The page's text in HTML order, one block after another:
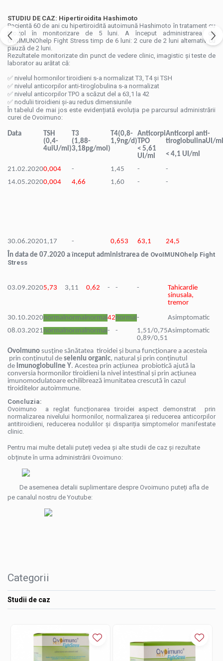
STUDIU DE CAZ: Hipertiroidita Hashimoto
Pacientă 60 de ani cu hipertiroidită autoimună Hashimoto în tratament cu
tirozol în monitorizare de 5 luni. A început administrarea de
OvoIMUNOhelp Fight Stress timp de 6 luni: 2 cure de 2 luni alternativ cu
pauză de 2 luni.
Rezultatele monitorizate din punct de vedere clinic, imagistic și teste de
laborator au arătat că:
✅ nivelul hormonilor tiroidieni s-a normalizat T3, T4 și TSH
✅ nivelul anticorpilor anti-tiroglobulina s-a normalizat
✅ nivelul anticorpilor TPO a scăzut del a 63,1 la 42
✅ nodulii tiroidieni și-au redus dimensiunile
În tabelul de mai jos este evidențiată evoluția pe parcursul administrării
curei de Ovoimuno:
Data
TSH
(0,4-
4uiU/ml)
T3
(1,88-
3,18pg/mol)
T4(0,8-
1,9ng/d)
Anticorpi
TPO
< 5,61
UI/ml
Anticorpi anti-
tiroglobulinaUI/ml
< 4,1 UI/ml
21.02.20200,004 - 1,45 -
-
14.05.20200,004 4,66 1,60 - -
30.06.20201,17 - 0,653 63,1
24,5
În data de 07.2020 a început administrarea de OvoIMUNOhelp Fight
Stress
03.09.20205,73 3,11 0,62 - - -
Tahicardie
sinusala,
tremor
30.10.2020normalnormalnormal42normal-
Asimptomatic
08.03.2021normalnormalnormal- -
1,51/0,75
0,89/0,51
Asimptomatic
Ovoimuno susține sănătatea tiroidei și buna funcționare a acesteia
prin conținutul de seleniu organic, natural și prin conținutul
de imunoglobuline Y. Acestea prin acțiunea probiotică ajută la
conversia hormonilor tiroidieni la nivel intestinal și prin acțiunea
imunomodulatoare echilibrează imunitatea crescută în cazul
tiroiditelor autoimmune.
Concluzia:
Ovoimuno a reglat funcționarea tiroidei aspect demonstrat prin
normalizarea nivelului hormonilor, normalizarea și reducerea anticorpilor
antitiroidieni, reducerea nodulilor și dispariția simptomelor manifestate
clinic.
Pentru mai multe detalii puteți vedea și alte studii de caz și rezultate
obținute în urma administrării Ovoimuno:
De asemenea detalii suplimentare despre Ovoimuno puteți afla de
pe canalul nostru de Youtube:
Categorii
Studii de caz